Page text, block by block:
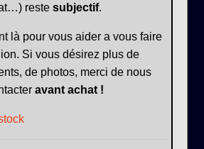
reste subjectif.
là pour vous aider a vous faire
Si vous désirez plus de
de photos, merci de nous
avant achat !